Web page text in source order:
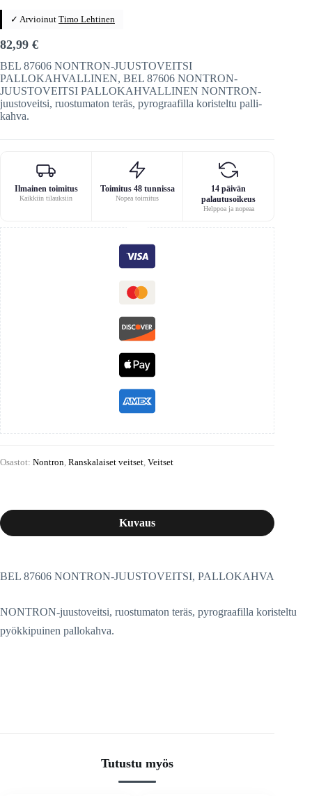
✓ Arvioinut Timo Lehtinen
82,99 €
BEL 87606 NONTRON-JUUSTOVEITSI
PALLOKAHVALLINEN, BEL 87606 NONTRON-
JUUSTOVEITSI PALLOKAHVALLINEN NONTRON-
juustoveitsi, ruostumaton teräs, pyrograafilla koristeltu palli-
kahva.
Ilmainen toimitus
Kaikkiin tilauksiin
Toimitus 48 tunnissa
Nopea toimitus
14 päivän
palautusoikeus
Helppoa ja nopeaa
Osastot: Nontron Ranskalaiset veitset Veitset
Kuvaus
BEL 87606 NONTRON-JUUSTOVEITSI, PALLOKAHVA
NONTRON-juustoveitsi, ruostumaton teräs, pyrograafilla koristeltu
pyökkipuinen pallokahva.
Tutustu myös